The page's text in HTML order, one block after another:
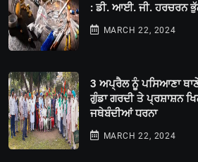
: ਡੀ. ਆਈ. ਜੀ. ਹਰਚਰਨ
MARCH 22, 2024
3 ਅਪ੍ਰੈਲ ਨੂੰ ਪਸਿਆਣਾ
ਗੁੰਡਾ ਗਰਦੀ ਤੇ ਪ੍ਰਸ਼ਾਸ਼ਨ
ਜਥੇਬੰਦੀਆਂ ਧਰਨਾ
MARCH 22, 2024